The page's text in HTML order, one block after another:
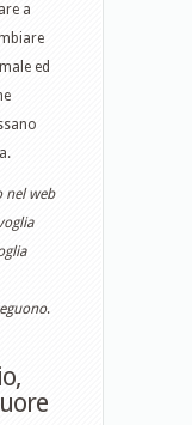
a
ed
nel web
.